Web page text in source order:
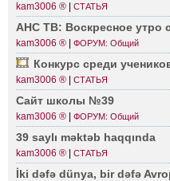
kam3006 ® СТАТЬЯ
АНС ТВ: Воскр­есное утро
kam3006 ® ФОРУМ: Общий
Конкурс среди
kam3006 ® СТАТЬЯ
Сайт школы №39
kam3006 ® ФОРУМ: Общий
39 saylı məktəb haqqında
kam3006 ® СТАТЬЯ
İki dəfə dünya, bir dəfə